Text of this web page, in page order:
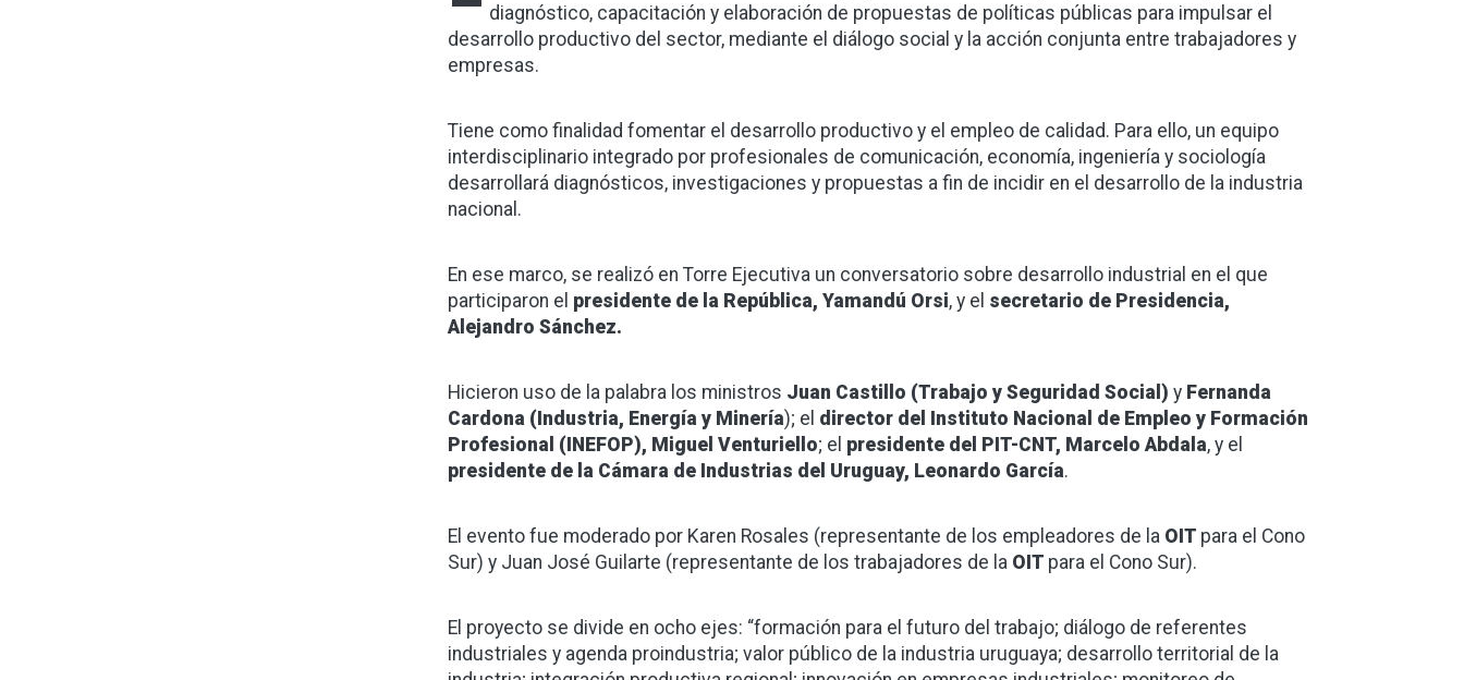
diagnóstico, capacitación y elaboración de propuestas de políticas públicas para impulsar el
desarrollo productivo del sector, mediante el diálogo social y la acción conjunta entre trabajadores y
empresas.
Tiene como finalidad fomentar el desarrollo productivo y el empleo de calidad. Para ello, un equipo
interdisciplinario integrado por profesionales de comunicación, economía, ingeniería y sociología
desarrollará diagnósticos, investigaciones y propuestas a fin de incidir en el desarrollo de la industria
nacional.
En ese marco, se realizó en Torre Ejecutiva un conversatorio sobre desarrollo industrial en el que
participaron el presidente de la República, Yamandú Orsi, y el secretario de Presidencia,
Alejandro Sánchez.
Hicieron uso de la palabra los ministros Juan Castillo (Trabajo y Seguridad Social) y Fernanda
Cardona (Industria, Energía y Minería); el director del Instituto Nacional de Empleo y Formación
Profesional (INEFOP), Miguel Venturiello; el presidente del PIT-CNT, Marcelo Abdala, y el
presidente de la Cámara de Industrias del Uruguay, Leonardo García.
El evento fue moderado por Karen Rosales (representante de los empleadores de la OIT para el Cono
Sur) y Juan José Guilarte (representante de los trabajadores de la OIT para el Cono Sur).
El proyecto se divide en ocho ejes: “formación para el futuro del trabajo; diálogo de referentes
industriales y agenda proindustria; valor público de la industria uruguaya; desarrollo territorial de la